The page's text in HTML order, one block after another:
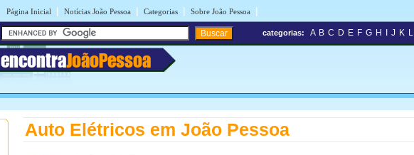
Página Inicial | Notícias João Pessoa | Categorias | Sobre João Pessoa |
encontraJoãoPessoa
categorias: A B C D E F G H J K L
Auto Elétricos em João Pessoa